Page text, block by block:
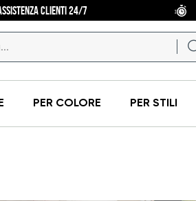
CLIENTI 24/7
PER COLORE PER STILI